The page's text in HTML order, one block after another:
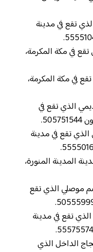
تقع في مدينة
في مكة المكرمة،
في مكة المكرمة،
الذي تقع في
تقع في مدينة
المدينة المنورة،
موصلي الذي تقع
تقع في مدينة
الداخل الذي